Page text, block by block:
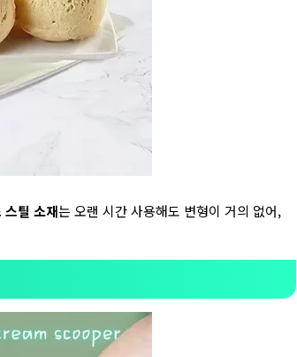
스틸 소재는 오랜 시간 사용해도 변형이 거의 없어,